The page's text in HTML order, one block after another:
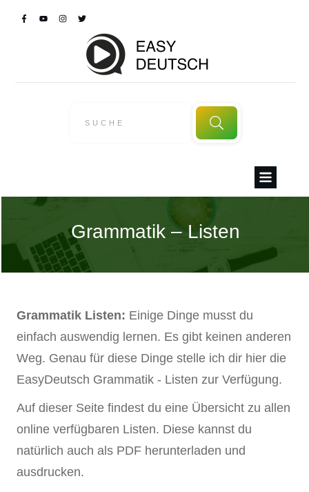
Grammatik – Listen
Grammatik Listen: Einige Dinge musst du
einfach auswendig lernen. Es gibt keinen anderen
Weg. Genau für diese Dinge stelle ich dir hier die
EasyDeutsch Grammatik - Listen zur Verfügung.
Auf dieser Seite findest du eine Übersicht zu allen
online verfügbaren Listen. Diese kannst du
natürlich auch als PDF herunterladen und
ausdrucken.